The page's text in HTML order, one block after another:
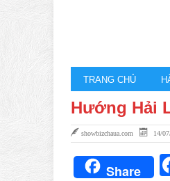
TRANG CHỦ
Hướng Hải
showbizchaua.com 14/
Share